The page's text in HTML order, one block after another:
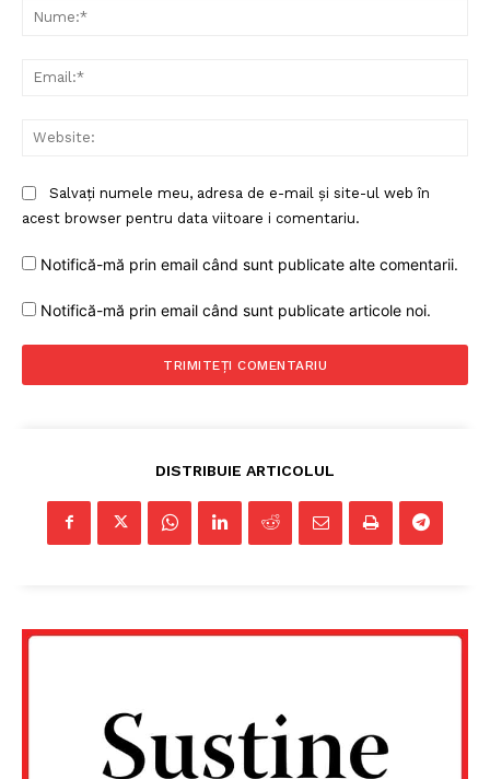
Un proiect
FREEDOM HOUSE ROMÂNIA
Despre noi / Echipa
Proiecte editoriale
Salvați numele meu, adresa de e-mail și site-ul web în
acest browser pentru data viitoare i comentariu.
Notifică-mă prin email când sunt publicate alte comentarii.
Notifică-mă prin email când sunt publicate articole noi.
DISTRIBUIE ARTICOLUL